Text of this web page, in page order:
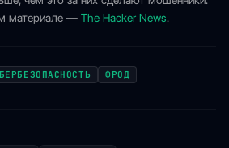
материале — The Hacker News.
ФРОД